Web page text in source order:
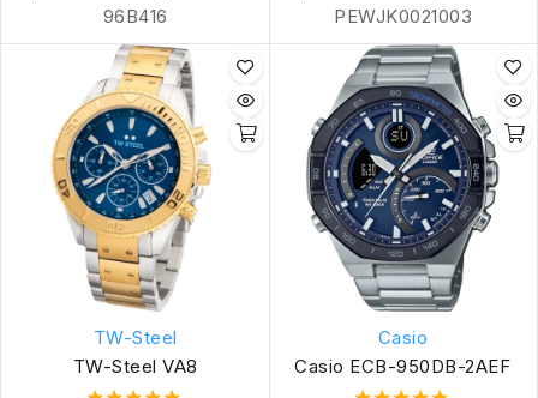
96B416
PEWJK0021003
TW-Steel
TW-Steel VA8
Casio
Casio ECB-950DB-2AEF